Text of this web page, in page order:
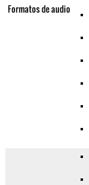
Formatos de audio